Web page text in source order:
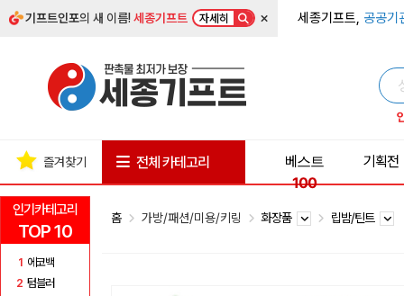
기프트인포의 새 이름!세종기프트 자세히 × 세종기프트, 공공기
인기카테고리
TOP 10
1 에코백
2 텀블러
즐겨찾기 전체 카테고리
베스트
100
기획전
홈 가방/패션/미용/키링 화장품 립밤/틴트